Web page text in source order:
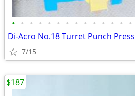
• • • • • • • • • • • • • •
Di-Acro No.18 Turret Punch Press
7/15
$187